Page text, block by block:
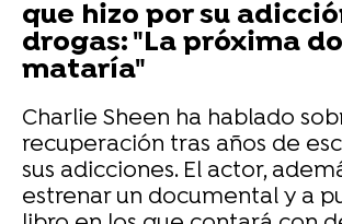
que hizo por su
drogas: "La próxima
mataría"
Charlie Sheen ha hablado
recuperación tras años de
sus adicciones. El actor,
estrenar un documental y a